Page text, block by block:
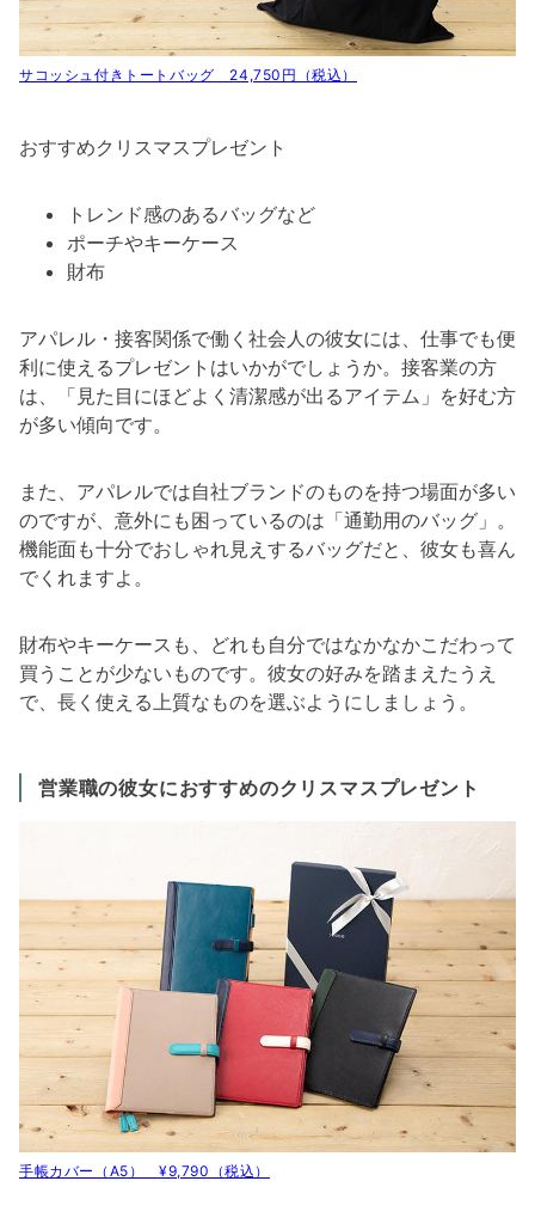
サコッシュ付きトートバッグ 24,750円（税込）
おすすめクリスマスプレゼント
トレンド感のあるバッグなど
ポーチやキーケース
財布
アパレル・接客関係で働く社会人の彼女には、仕事でも便
利に使えるプレゼントはいかがでしょうか。接客業の方
は、「見た目にほどよく清潔感が出るアイテム」を好む方
が多い傾向です。
また、アパレルでは自社ブランドのものを持つ場面が多い
のですが、意外にも困っているのは「通勤用のバッグ」。
機能面も十分でおしゃれ見えするバッグだと、彼女も喜ん
でくれますよ。
財布やキーケースも、どれも自分ではなかなかこだわって
買うことが少ないものです。彼女の好みを踏まえたうえ
で、長く使える上質なものを選ぶようにしましょう。
営業職の彼女におすすめのクリスマスプレゼント
手帳カバー（A5） ¥9,790（税込）